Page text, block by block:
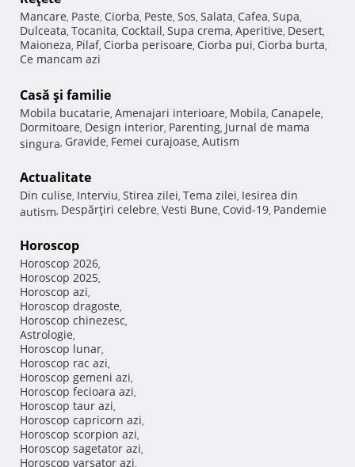
Mancare, Paste, Ciorba, Peste, Sos, Salata, Cafea, Supa,
Dulceata, Tocanita, Cocktail, Supa crema, Aperitive, Desert,
Maioneza, Pilaf, Ciorba perisoare, Ciorba pui, Ciorba burta,
Ce mancam azi
Casă şi familie
Mobila bucatarie, Amenajari interioare, Mobila, Canapele,
Dormitoare, Design interior, Parenting, Jurnal de mama
singura, Gravide, Femei curajoase, Autism
Actualitate
Din culise, Interviu, Stirea zilei, Tema zilei, Iesirea din
autism, Despărţiri celebre, Vesti Bune, Covid-19, Pandemie
Horoscop
Horoscop 2026,
Horoscop 2025,
Horoscop azi,
Horoscop dragoste,
Horoscop chinezesc,
Astrologie,
Horoscop lunar,
Horoscop rac azi,
Horoscop gemeni azi,
Horoscop fecioara azi,
Horoscop taur azi,
Horoscop capricorn azi,
Horoscop scorpion azi,
Horoscop sagetator azi,
Horoscop varsator azi,